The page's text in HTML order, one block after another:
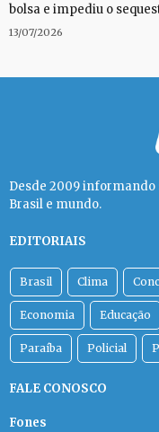
bolsa e impediu o
13/07/2026
Desde 2009 informando
Brasil e mundo.
EDITORIAIS
Brasil Clima
Economia Educação
Paraíba Policial
FALE CONOSCO
Fones